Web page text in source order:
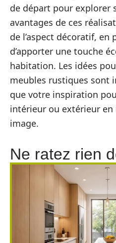
de départ pour explorer
avantages de ces
de l’aspect décoratif,
d’apporter une touche
habitation. Les idées
meubles rustiques sont
que votre inspiration
intérieur ou extérieur en
image.
Ne ratez rien